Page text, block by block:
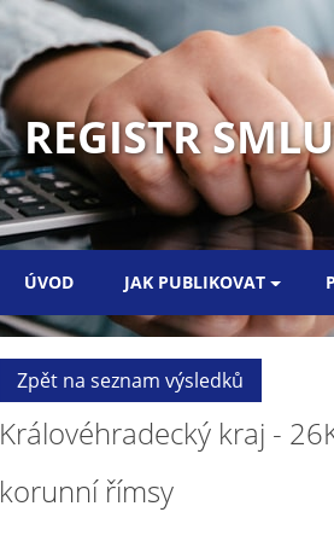
REGISTR
ÚVOD JAK PUBLIKOVAT
Zpět na seznam výsledků
Královéhradecký kraj -
korunní římsy